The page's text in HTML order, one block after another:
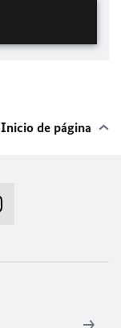
Inicio de página